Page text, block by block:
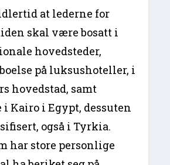
at lederne for
skal være bosatt i
hovedsteder,
på luksushoteller, i
hovedstad, samt
Kairo i Egypt, dessuten
også i Tyrkia.
har store personlige